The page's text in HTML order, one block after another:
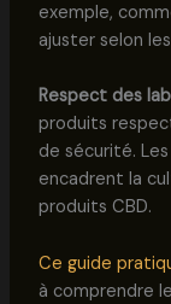
exemple,
ajuster selon
Respect des
produits
de sécurité.
encadrent la
produits CBD.
Ce guide
à comprendre